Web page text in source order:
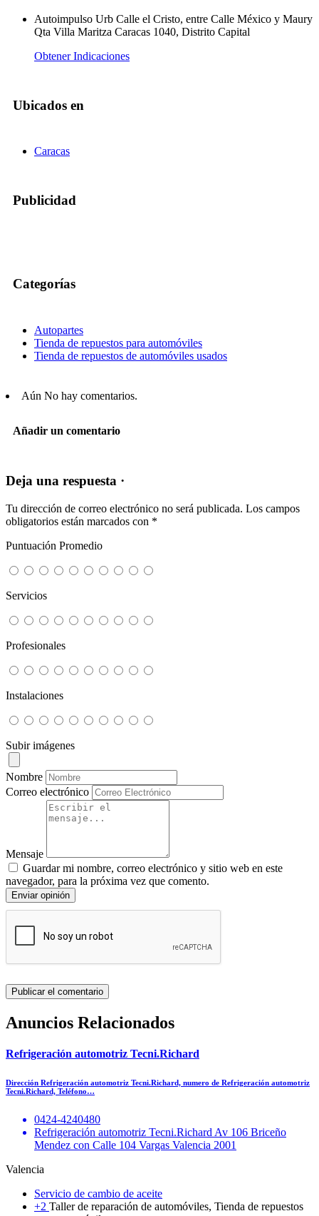
Autoimpulso Urb Calle el Cristo, entre Calle México y Maury
Qta Villa Maritza Caracas 1040, Distrito Capital
Obtener Indicaciones
Ubicados en
Caracas
Publicidad
Categorías
Autopartes
Tienda de repuestos para automóviles
Tienda de repuestos de automóviles usados
Aún No hay comentarios.
Añadir un comentario
Deja una respuesta ·
Tu dirección de correo electrónico no será publicada. Los campos
obligatorios están marcados con *
Puntuación Promedio
Servicios
Profesionales
Instalaciones
Subir imágenes
Nombre
Correo electrónico
Mensaje
Guardar mi nombre, correo electrónico y sitio web en este
navegador, para la próxima vez que comento.
Enviar opinión
Anuncios Relacionados
Refrigeración automotriz Tecni.Richard
Dirección Refrigeración automotriz Tecni.Richard, numero de Refrigeración automotriz
Tecni.Richard, Teléfono…
0424-4240480
Refrigeración automotriz Tecni.Richard Av 106 Briceño
Mendez con Calle 104 Vargas Valencia 2001
Valencia
Servicio de cambio de aceite
+2 Taller de reparación de automóviles, Tienda de repuestos